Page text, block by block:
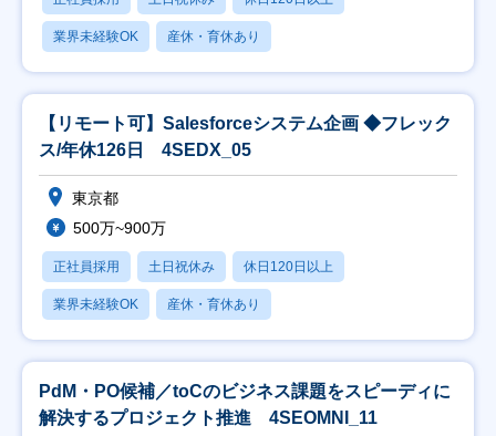
業界未経験OK 産休・育休あり
【リモート可】Salesforceシステム企画 ◆フレック
ス/年休126日 4SEDX_05
東京都
500万~900万
正社員採用 土日祝休み 休日120日以上
業界未経験OK 産休・育休あり
PdM・PO候補／toCのビジネス課題をスピーディに
解決するプロジェクト推進 4SEOMNI_11